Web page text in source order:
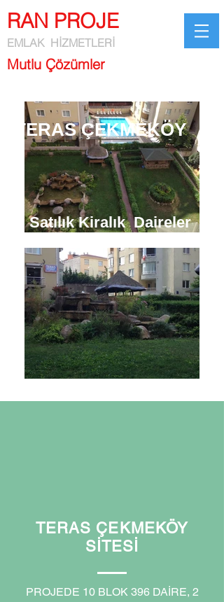
RAN PROJE
EMLAK HİZMETLERİ
Mutlu Çözümler
TERAS ÇEKMEKÖY
Satılık Kiralık Daireler
TERAS ÇEKMEKÖY
SİTESİ
PROJEDE 10 BLOK 396 DAİRE, 2